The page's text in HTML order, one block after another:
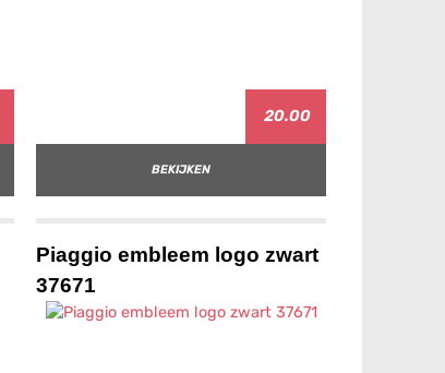
20.00
BEKIJKEN
Piaggio embleem logo zwart
37671